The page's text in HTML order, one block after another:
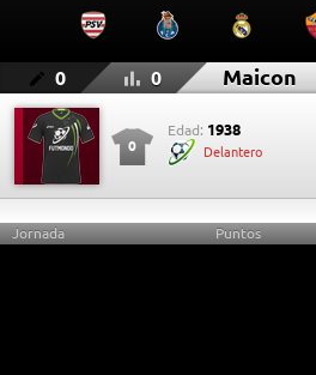
0 0 Maicon
0
Edad: 1938
Delantero
Jornada Puntos